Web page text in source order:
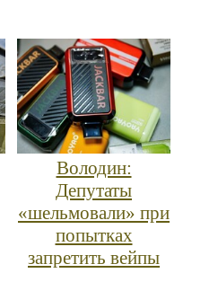
Володин:
Депутаты
«шельмовали» при
попытках
запретить вейпы